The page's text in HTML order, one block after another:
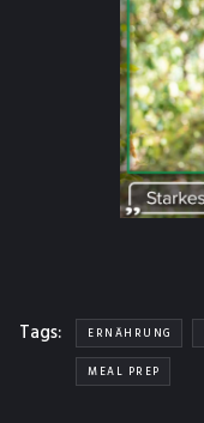
Tags: ERNÄHRUNG
MEAL PREP